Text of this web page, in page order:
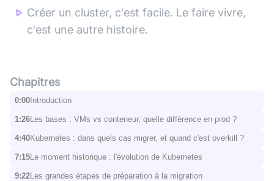
Créer un cluster, c'est facile. Le faire vivre,
c'est une autre histoire.
Chapitres
0:00 Introduction
1:26Les bases : VMs vs conteneur, quelle différence en prod ?
4:40Kubernetes : dans quels cas migrer, et quand c'est overkill ?
7:15Le moment historique : l'évolution de Kubernetes
9:22Les grandes étapes de préparation à la migration